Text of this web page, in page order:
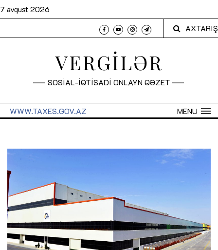
7 avqust 2026
AXTARIŞ
VERGİLƏR
SOSİAL-İQTİSADİ ONLAYN QƏZET
MENU
WWW.TAXES.GOV.AZ